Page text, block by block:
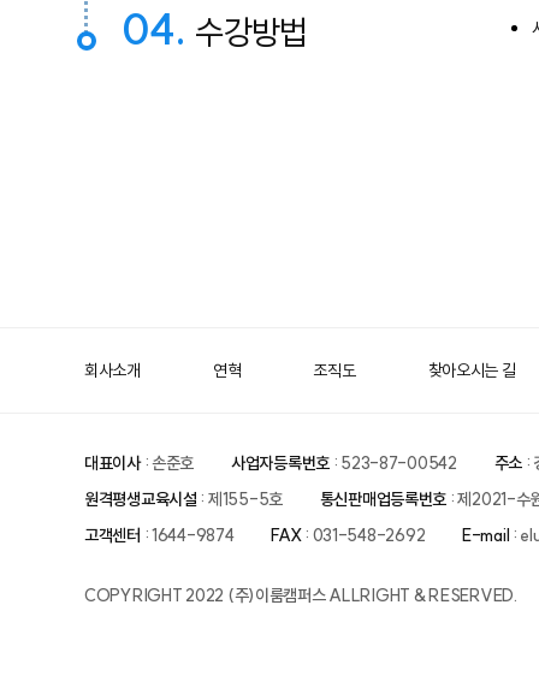
04. 수강방법
회사소개 연혁 조직도 찾아오시는 길
대표이사: 손준호 사업자등록번호 : 523-87-00542 주소:
원격평생교육시설 : 제155-5호 통신판매업등록번호 : 제2021-수
고객센터 : 1644-9874 FAX: 031-548-2692 E-mail :
COPYRIGHT 2022 (주)이룸캠퍼스 ALLRIGHT & RESERVED.